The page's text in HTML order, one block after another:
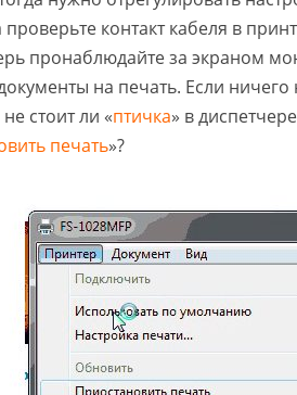
контакт кабеля в
пронаблюдайте за экраном
на печать. Если ничего
стоит ли «птичка» в
печать»?